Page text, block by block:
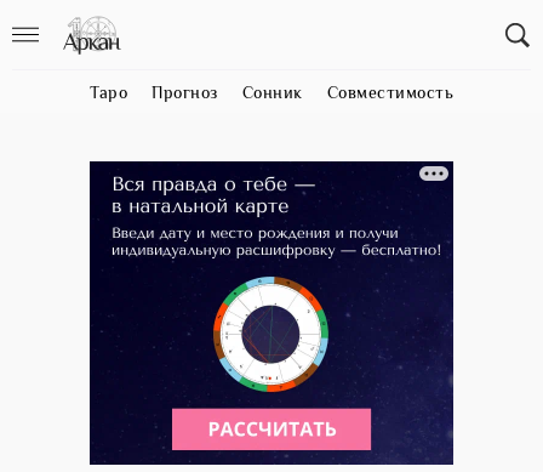
Таро Прогноз Сонник Совместимость